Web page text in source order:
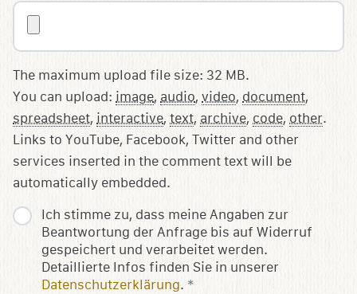
Ich stimme zu, dass meine Angaben zur
Beantwortung der Anfrage bis auf Widerruf
gespeichert und verarbeitet werden.
Detaillierte Infos finden Sie in unserer
Datenschutzerklärung. *
The maximum upload file size: 32 MB.
You can upload: image, audio, video, document,
spreadsheet, interactive, text, archive, code, other.
Links to YouTube, Facebook, Twitter and other
services inserted in the comment text will be
automatically embedded.